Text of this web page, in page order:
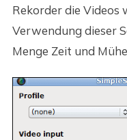
Rekorder die Videos
Verwendung dieser
Menge Zeit und